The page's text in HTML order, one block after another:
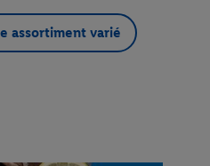
assortiment varié